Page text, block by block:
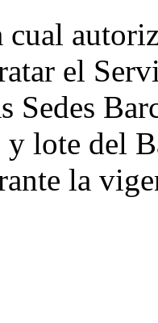
cual
el
Sedes
y lote del
la